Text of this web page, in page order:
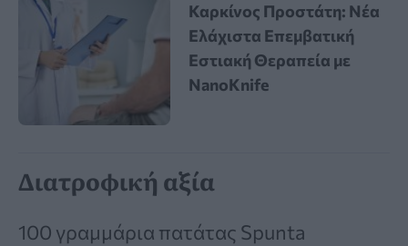
Καρκίνος Προστάτη: Νέα
Ελάχιστα Επεμβατική
Εστιακή Θεραπεία με
NanoKnife
Διατροφική αξία
100 γραμμάρια πατάτας Spunta